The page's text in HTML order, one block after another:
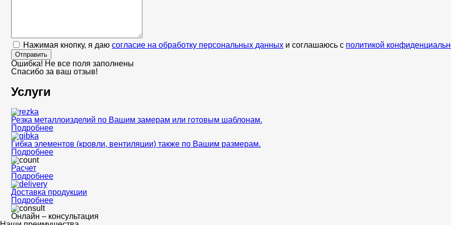
Нажимая кнопку, я даю согласие на обработку персональных данных и соглашаюсь с политикой
Отправить
Ошибка! Не все поля заполнены
Спасибо за ваш отзыв!
Услуги
Резка металлоизделий по Вашим замерам или готовым шаблонам.
Подробнее
Гибка элементов (кровли, вентиляции) также по Вашим размерам.
Подробнее
Расчет
Подробнее
Доставка продукции
Подробнее
Онлайн – консультация